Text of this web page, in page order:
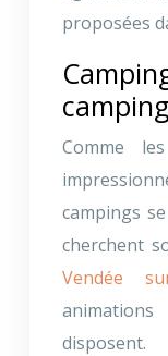
proposées
Comme
campings
cherchent
Vendée